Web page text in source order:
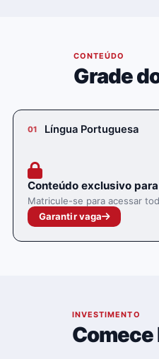
CONTEÚDO
Grade
01 Língua Portuguesa
Conteúdo exclusivo
Matricule-se para acessar
Garantir vaga
INVESTIMENTO